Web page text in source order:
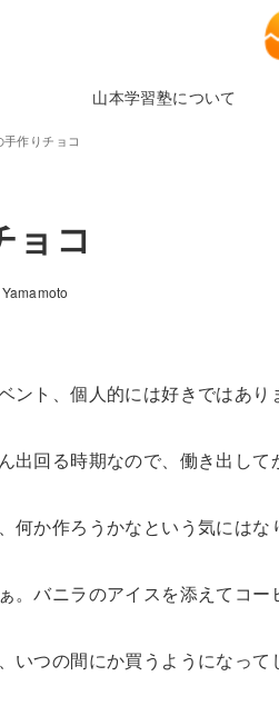
山本学習塾について
作りチョコ
ョコ
ント、個人的には好きではあり
出回る時期なので、働き出して
か作ろうかなという気にはな
。バニラのアイスを添えてコ
いつの間にか買うようになっ